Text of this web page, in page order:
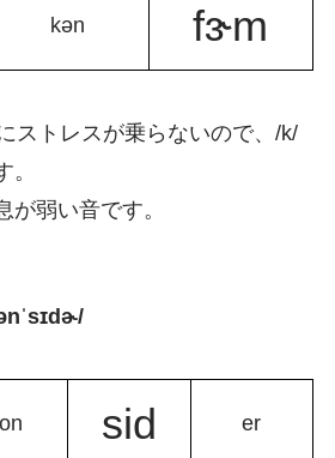
kən fɝm
ストレスが乗らないので、/k/
弱い音です。
sid er